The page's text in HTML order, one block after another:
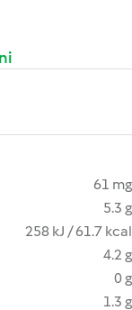
61 mg
5.3 g
258 kJ / 61.7 kcal
4.2 g
0 g
1.3 g